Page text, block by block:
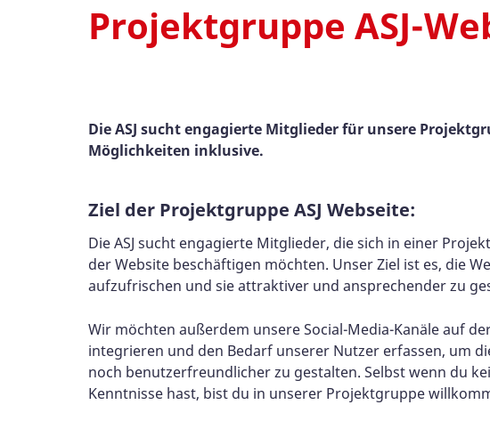
Projektgruppe ASJ-
Die ASJ sucht engagierte Mitglieder für unsere
Möglichkeiten inklusive.
Ziel der Projektgruppe ASJ Webseite:
Die ASJ sucht engagierte Mitglieder, die sich in einer
der Website beschäftigen möchten. Unser Ziel ist es, die
aufzufrischen und sie attraktiver und ansprechender zu
Wir möchten außerdem unsere Social-Media-Kanäle auf
integrieren und den Bedarf unserer Nutzer erfassen, um
noch benutzerfreundlicher zu gestalten. Selbst wenn du
Kenntnisse hast, bist du in unserer Projektgruppe